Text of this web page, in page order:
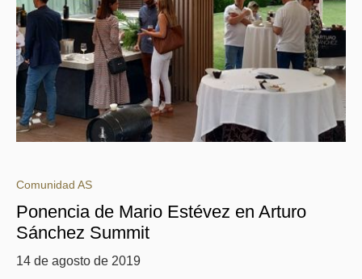
Comunidad AS
Ponencia de Mario Estévez en Arturo
Sánchez Summit
14 de agosto de 2019